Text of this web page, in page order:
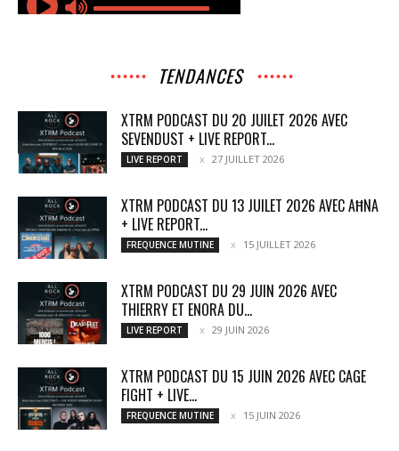
TENDANCES
XTRM PODCAST DU 20 JUILET 2026 AVEC
SEVENDUST + LIVE REPORT...
LIVE REPORT 27 JUILLET 2026
XTRM PODCAST DU 13 JUILET 2026 AVEC AĦNA
+ LIVE REPORT...
FREQUENCE MUTINE 15 JUILLET 2026
XTRM PODCAST DU 29 JUIN 2026 AVEC
THIERRY ET ENORA DU...
LIVE REPORT 29 JUIN 2026
XTRM PODCAST DU 15 JUIN 2026 AVEC CAGE
FIGHT + LIVE...
FREQUENCE MUTINE 15 JUIN 2026